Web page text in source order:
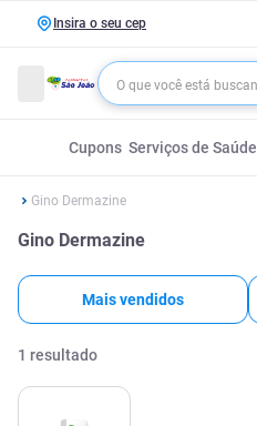
Insira o seu cep
Cupons Serviços de Saúde
Gino Dermazine
Gino Dermazine
Mais vendidos
1 resultado